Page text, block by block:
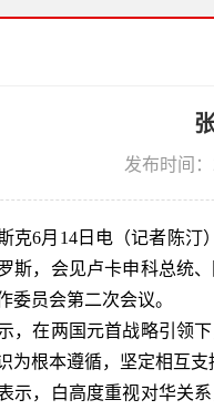
发布时间
克6月14日电（记者陈汀
斯，会见卢卡申科总统
委员会第二次会议。
在两国元首战略引领下
为根本遵循，坚定相互
，白高度重视对华关系